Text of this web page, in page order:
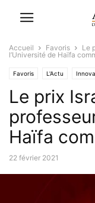
Accueil Favoris
Le
l’Université de Haïfa
Favoris L'Actu
Le prix
Haïfa
22 février 2021